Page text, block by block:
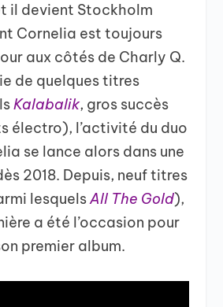
il devient Stockholm
Cornelia est toujours
aux côtés de Charly Q.
de quelques titres
Kalabalik, gros succès
électro), l’activité du duo
se lance alors dans une
2018. Depuis, neuf titres
lesquelsAll The Gold),
a été l’occasion pour
premier album.